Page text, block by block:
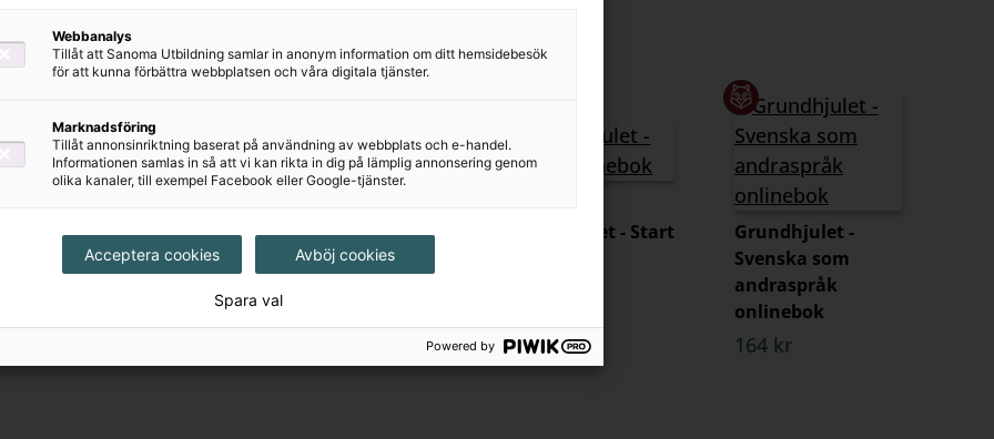
Grundhjulet -
Grundläggande
Grundhjulet - Start
187 kr
Grundhjulet - Start
Grundhjulet -
Svenska som
andraspråk
onlinebok
164 kr
Webbanalys
Tillåt att Sanoma Utbildning samlar in anonym information om ditt hemsidebesök
för att kunna förbättra webbplatsen och våra digitala tjänster.
Marknadsföring
Tillåt annonsinriktning baserat på användning av webbplats och e-handel.
Informationen samlas in så att vi kan rikta in dig på lämplig annonsering genom
olika kanaler, till exempel Facebook eller Google-tjänster.
Acceptera cookies Avböj cookies
Spara val
Powered by